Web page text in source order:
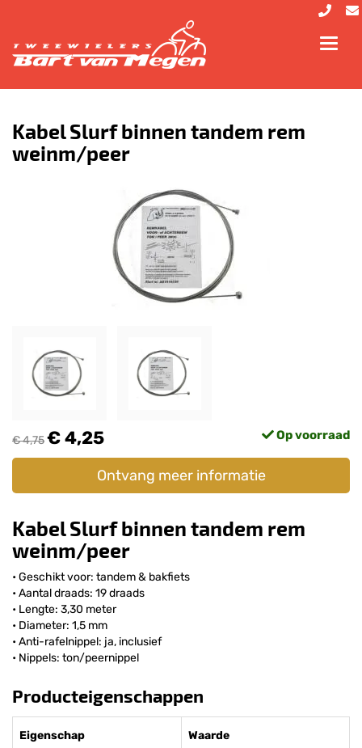
Kabel Slurf binnen tandem rem
weinm/peer
€ 4,75€ 4,25 Op voorraad
Ontvang meer informatie
Kabel Slurf binnen tandem rem
weinm/peer
• Geschikt voor: tandem & bakfiets
• Aantal draads: 19 draads
• Lengte: 3,30 meter
• Diameter: 1,5 mm
• Anti-rafelnippel: ja, inclusief
• Nippels: ton/peernippel
Producteigenschappen
Eigenschap Waarde